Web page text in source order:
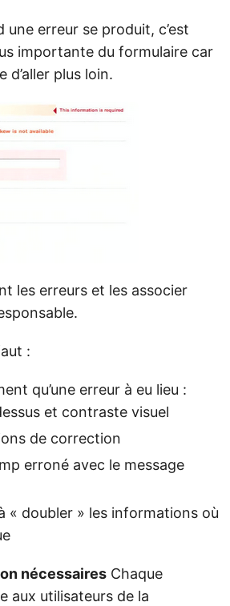
une erreur se produit, c’est
importante du formulaire car
d’aller plus loin.
les erreurs et les associer
:
qu’une erreur à eu lieu :
et contraste visuel
de correction
erroné avec le message
« doubler » les informations où
nécessaires Chaque
aux utilisateurs de la